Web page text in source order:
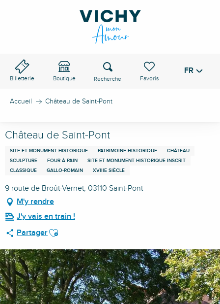
Billetterie Boutique
Voir les favoris
Recherche FR
Accueil Château de Saint-Pont
Château de Saint-Pont
SITE ET MONUMENT HISTORIQUE PATRIMOINE HISTORIQUE
CHÂTEAU
SCULPTURE
FOUR À PAIN
SITE ET MONUMENT HISTORIQUE INSCRIT
CLASSIQUE
GALLO-ROMAIN XVIIIE SIÈCLE
9 route de Broût-Vernet, 03110 Saint-Pont
M'y rendre
J'y vais en train !
PartagerAjouter aux favoris